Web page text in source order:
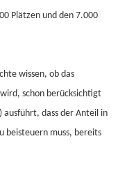
Plätzen und den 7.000
wissen, ob das
schon berücksichtigt
dass der Anteil in
beisteuern muss, bereits